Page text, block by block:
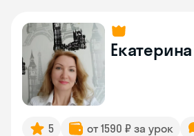
Екатерина
5 от 1590 ₽ за урок